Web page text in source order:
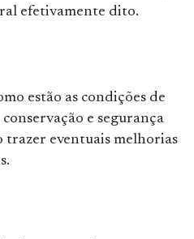
efetivamente dito.
estão as condições de
e segurança
trazer eventuais melhorias